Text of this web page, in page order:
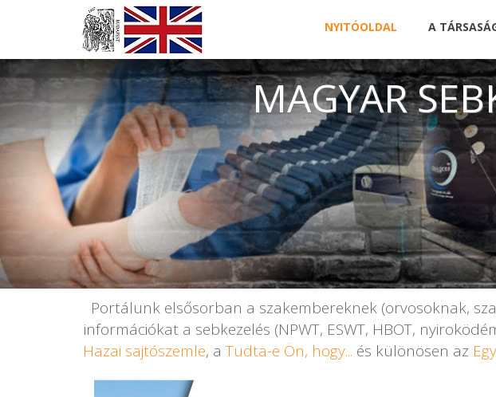
NYITÓOLDAL A
MAGYAR
Portálunk elsősorban a szakembereknek (orvosoknak,
információkat a sebkezelés (NPWT, ESWT, HBOT,
Hazai sajtószemle, aTudta-e Ön, hogy... és különösen az